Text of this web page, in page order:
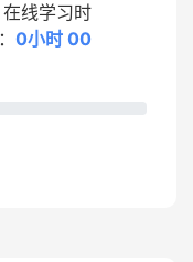
在线学习时
0小时 00